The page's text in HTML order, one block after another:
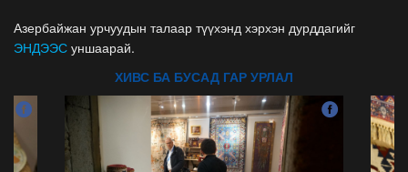
Азербайжан урчуудын талаар түүхэнд хэрхэн дурддагийг
ЭНДЭЭС уншаарай.
ХИВС БА БУСАД ГАР УРЛАЛ